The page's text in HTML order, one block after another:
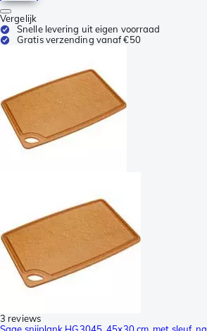
Vergelijk
Snelle levering uit eigen voorraad
Gratis verzending vanaf €50
3 reviews